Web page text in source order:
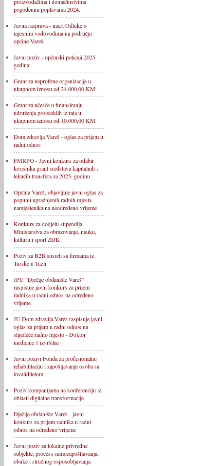
pogođenim poplavama 2024.
Javna rasprava - nacrt Odluke o
mjesnim vodovodima na području
općine Vareš
Javni poziv - općinski poticaji 2025.
godina
Grant za neprofitne organizacije u
ukupnom iznosu od 24.000,00 KM.
Grant za učešće u finansiranju
udruženja proisteklih iz rata u
ukupnom iznosu od 10.000,00 KM
Dom zdravlja Vareš - oglas za prijem u
radni odnos
FMRPO - Javni konkurs za odabir
korisnika grant sredstava kapitalnih i
tekućih transfera za 2025. godinu
Općina Vareš, objavljuje javni oglas za
popunu upražnjenih radnih mjesta
namještenika na neodređeno vrijeme
Konkurs za dodjelu stipendija
Ministarstva za obrazovanje, nauku,
kulturu i sport ZDK
Poziv za B2B susreti sa firmama iz
Turske u Tuzli
JPU “Dječije obdanište Vareš“
raspisuje javni konkurs za prijem
radnika u radni odnos na određeno
vrijeme
JU Dom zdravlja Vareš raspisuje javni
oglas za prijem u radni odnos na
slijedeće radno mjesto - Doktor
medicine 1 izvršilac
Javni pozivi Fonda za profesionalnu
rehabilitaciju i zapošljavanje osoba sa
invaliditetom
Poziv kompanijama na konferenciju iz
oblasti digitalne transformacije
Dječije obdanište Vareš - javni
konkurs za prijem radnika u radni
odnos na određeno vrijeme
Javni poziv za lokalne privredne
subjekte, process samozapošljavanja,
obuke i stručnog osposobljavanja